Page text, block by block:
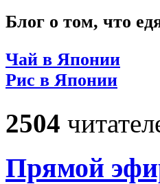
Блог о том, что
Чай в Японии
Рис в Японии
2504
Прямой